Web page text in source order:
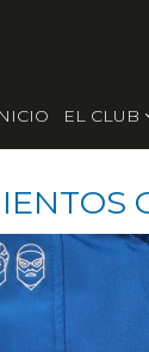
EL CLUB